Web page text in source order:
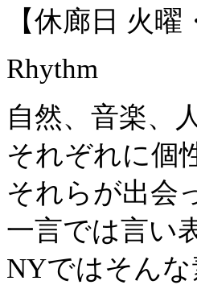
【休廊日 火
Rhythm
自然、音楽、
それぞれに個
それらが出会
一言では言い
NYではそん